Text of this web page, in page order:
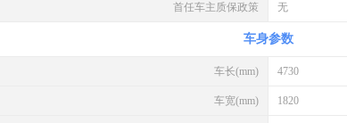
首任车主质保政策 无
车身参数
车长(mm) 4730
车宽(mm) 1820